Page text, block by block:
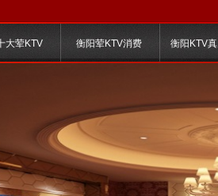
大荤KTV 衡阳荤KTV消费 衡阳KTV